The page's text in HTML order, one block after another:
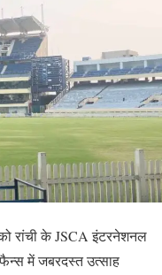
रांची के JSCA इंटरनेशनल
में जबरदस्त उत्साह